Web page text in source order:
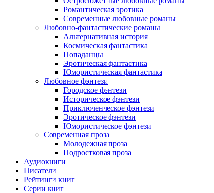
Романтическая эротика
Современные любовные романы
Любовно-фантастические романы
Альтернативная история
Космическая фантастика
Попаданцы
Эротическая фантастика
Юмористическая фантастика
Любовное фэнтези
Городское фэнтези
Историческое фэнтези
Приключенческое фэнтези
Эротическое фэнтези
Юмористическое фэнтези
Современная проза
Молодежная проза
Подростковая проза
Аудиокниги
Писатели
Рейтинги книг
Серии книг